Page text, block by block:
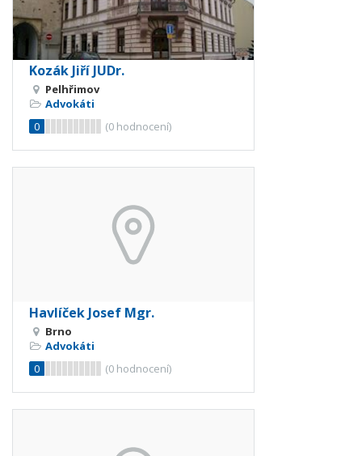
Kozák Jiří JUDr.
Pelhřimov
Advokáti
0
(0 hodnocení)
Havlíček Josef Mgr.
Brno
Advokáti
0
(0 hodnocení)